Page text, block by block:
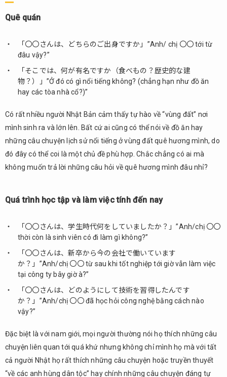
tin cá
nhân
1.1.1.
Quê
quán
1.1.2.
trình
học
tập và
làm
đến
1.2.
Sở
Sở
trường
Những
việc
xảy ra
đây
Những
Quê quán
「〇〇さんは、どちらのご出身ですか」”Anh/ chị 〇〇 tới từ
đâu vậy?”
「そこでは、何が有名ですか（食べもの？歴史的な建
物？）」”Ở đó có gì nổi tiếng không? (chẳng hạn như đồ ăn
hay các tòa nhà cổ?)”
Có rất nhiều người Nhật Bản cảm thấy tự hào về “vùng đất” nơi
mình sinh ra và lớn lên. Bất cứ ai cũng có thể nói về đồ ăn hay
những câu chuyện lịch sử nổi tiếng ở vùng đất quê hương mình, do
đó đây có thể coi là một chủ đề phù hợp. Chắc chẳng có ai mà
không muốn trả lời những câu hỏi về quê hương mình đâu nhỉ?
Quá trình học tập và làm việc tính đến nay
「〇〇さんは、学生時代何をしていましたか？」”Anh/chị 〇〇
thời còn là sinh viên có đi làm gì không?”
「〇〇さんは、新卒から今の会社で働いています
か？」”Anh/chị 〇〇 từ sau khi tốt nghiệp tới giờ vẫn làm việc
tại công ty bây giờ à?”
「〇〇さんは、どのようにして技術を習得したんです
か？」”Anh/chị 〇〇 đã học hỏi công nghệ bằng cách nào
vậy?”
Đặc biệt là với nam giới, mọi người thường nói họ thích những câu
chuyện liên quan tới quá khứ nhưng không chỉ mình họ mà với tất
cả người Nhật họ rất thích những câu chuyện hoặc truyền thuyết
“về các anh hùng dân tộc” hay chính những câu chuyện đáng tự